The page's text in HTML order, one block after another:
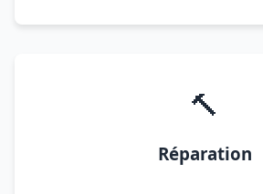
🔨
Réparation